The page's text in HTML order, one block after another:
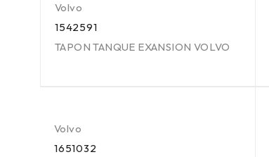
Volvo
1542591
TAPON TANQUE EXANSION VOLVO
Volvo
1651032